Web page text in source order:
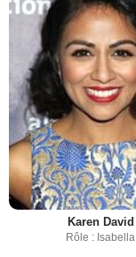
Karen David
Rôle : Isabella